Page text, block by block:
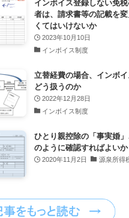
インボイス登録しない免
者は、請求書等の記載を
くてはいけないか
2023年10月10日
インボイス制度
立替経費の場合、インボ
どう扱うのか
2022年12月28日
インボイス制度
ひとり親控除の「事実婚
のように確認すればよいか
2020年11月2日 源泉所得